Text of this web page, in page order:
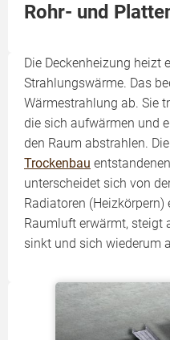
Rohr- und
Die Deckenheizung heizt
Strahlungswärme. Das
Wärmestrahlung ab. Sie
die sich aufwärmen und
den Raum abstrahlen.
Trockenbau
unterscheidet sich von
Radiatoren
Raumluft erwärmt, steigt
sinkt und sich wiederum